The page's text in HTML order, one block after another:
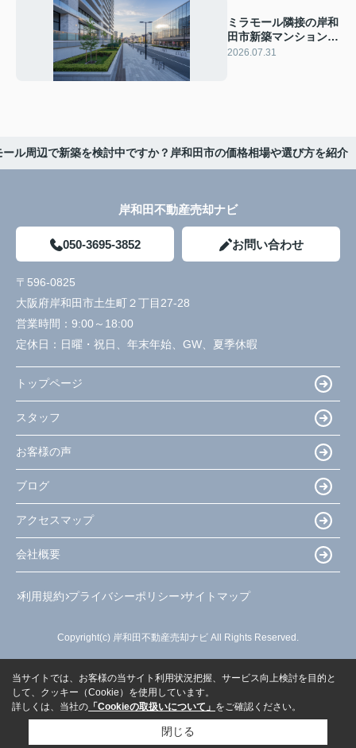
ミラモール隣接の岸和
田市新築マンションと
は？駅近で暮らしやす
2026.07.31
ール周辺で新築を検討中ですか？岸和田市の価格相場や選び方を紹介
岸和田不動産売却ナビ
050-3695-3852 お問い合わせ
〒596-0825
大阪府岸和田市土生町２丁目27-28
営業時間： 9:00～18:00
定休日： 日曜・祝日、年末年始、GW、夏季休暇
トップページ
スタッフ
お客様の声
ブログ
アクセスマップ
会社概要
利用規約 プライバシーポリシー サイトマップ
Copyright(c) 岸和田不動産売却ナビ All Rights Reserved.
当サイトでは、お客様の当サイト利用状況把握、サービス向上検討を目的と
して、クッキー（Cookie）を使用しています。
詳しくは、当社の 「Cookieの取扱いについて」 をご確認ください。
閉じる